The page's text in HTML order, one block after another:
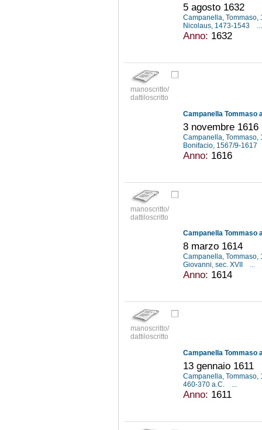
5 agosto 1632
Campanella,
Nicolaus, 1473-1543
Anno: 1632
manoscritto/
dattiloscritto
Campanella Tommaso
3 novembre 1616
Campanella,
Bonifacio, 1567/9-1617
Anno: 1616
manoscritto/
dattiloscritto
Campanella Tommaso
8 marzo 1614
Campanella,
Giovanni, sec. XVII
...
Anno: 1614
manoscritto/
dattiloscritto
Campanella Tommaso
13 gennaio 1611
Campanella,
460-370 a.C.
...
Anno: 1611